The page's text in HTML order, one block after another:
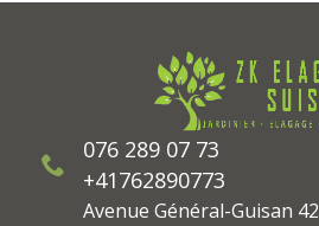
076 289 07 73
+41762890773
Avenue Général-Guisan 42